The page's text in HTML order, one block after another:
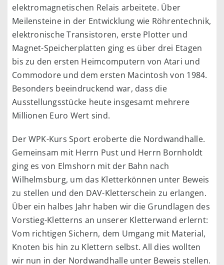
elektromagnetischen Relais arbeitete. Über
Meilensteine in der Entwicklung wie Röhrentechnik,
elektronische Transistoren, erste Plotter und
Magnet-Speicherplatten ging es über drei Etagen
bis zu den ersten Heimcomputern von Atari und
Commodore und dem ersten Macintosh von 1984.
Besonders beeindruckend war, dass die
Ausstellungsstücke heute insgesamt mehrere
Millionen Euro Wert sind.
Der WPK-Kurs Sport eroberte die Nordwandhalle.
Gemeinsam mit Herrn Pust und Herrn Bornholdt
ging es von Elmshorn mit der Bahn nach
Wilhelmsburg, um das Kletterkönnen unter Beweis
zu stellen und den DAV-Kletterschein zu erlangen.
Über ein halbes Jahr haben wir die Grundlagen des
Vorstieg-Kletterns an unserer Kletterwand erlernt:
Vom richtigen Sichern, dem Umgang mit Material,
Knoten bis hin zu Klettern selbst. All dies wollten
wir nun in der Nordwandhalle unter Beweis stellen.